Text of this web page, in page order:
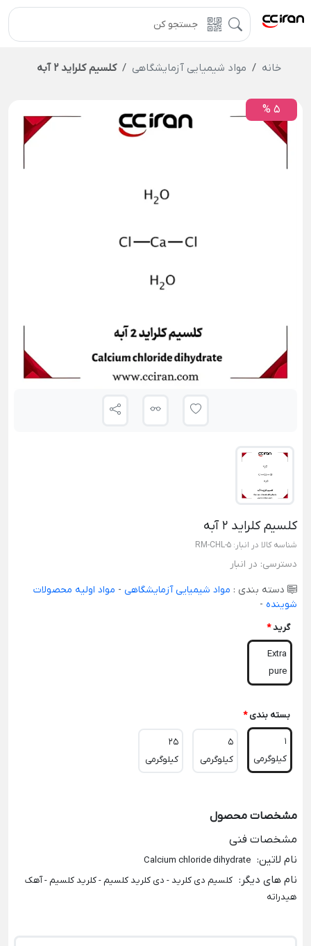
خانه مواد شیمیایی آزمایشگاهی کلسیم کلراید 2 آبه
5 %
کلسیم کلراید 2 آبه
شناسه کالا در انبار: RM-CHL-5
دسترسی: در انبار
دسته بندی : مواد شیمیایی آزمایشگاهی - مواد اولیه محصولات
شوینده -
گرید*
Extra
pure
بسته بندی *
1
کیلوگرمی
5
کیلوگرمی
25
کیلوگرمی
مشخصات محصول
مشخصات فنی
نام لاتین:
Calcium chloride dihydrate
نام های دیگر : کلسیم دی کلرید - دی کلرید کلسیم - کلرید کلسیم - آهک
هیدراته